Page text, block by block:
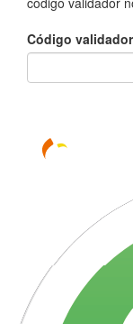
Código validador